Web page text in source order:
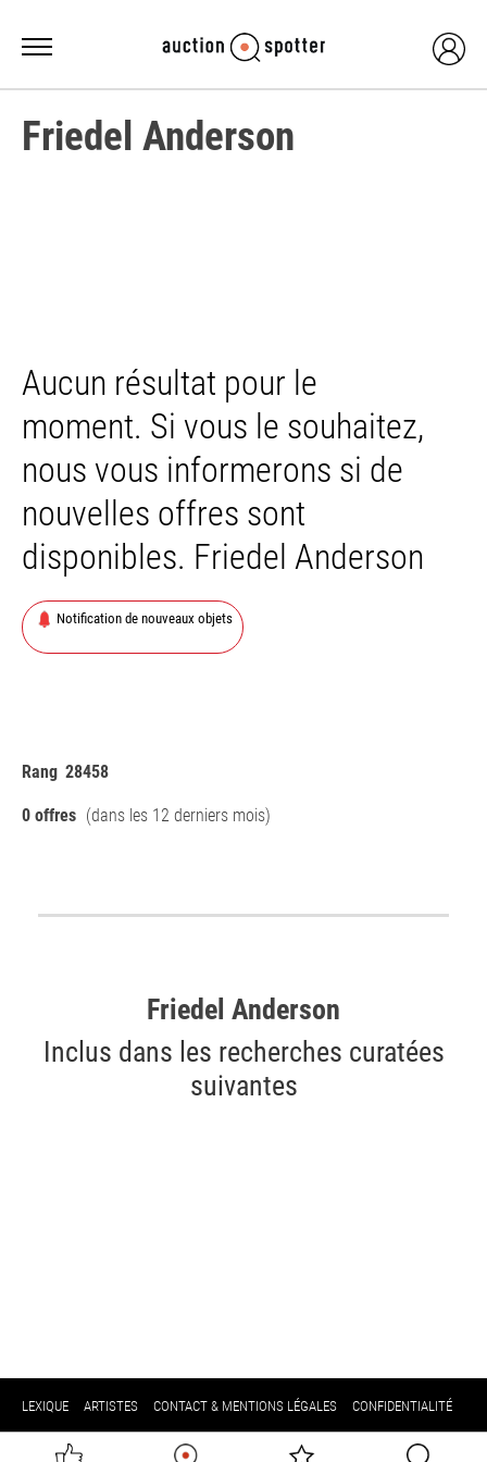
Friedel Anderson
Aucun résultat pour le
moment. Si vous le souhaitez,
nous vous informerons si de
nouvelles offres sont
disponibles. Friedel Anderson
Notification de nouveaux objets
Rang 28458
0 offres (dans les 12 derniers mois)
Friedel Anderson
Inclus dans les recherches curatées
suivantes
LEXIQUE ARTISTES CONTACT & MENTIONS LÉGALES CONFIDENTIALITÉ